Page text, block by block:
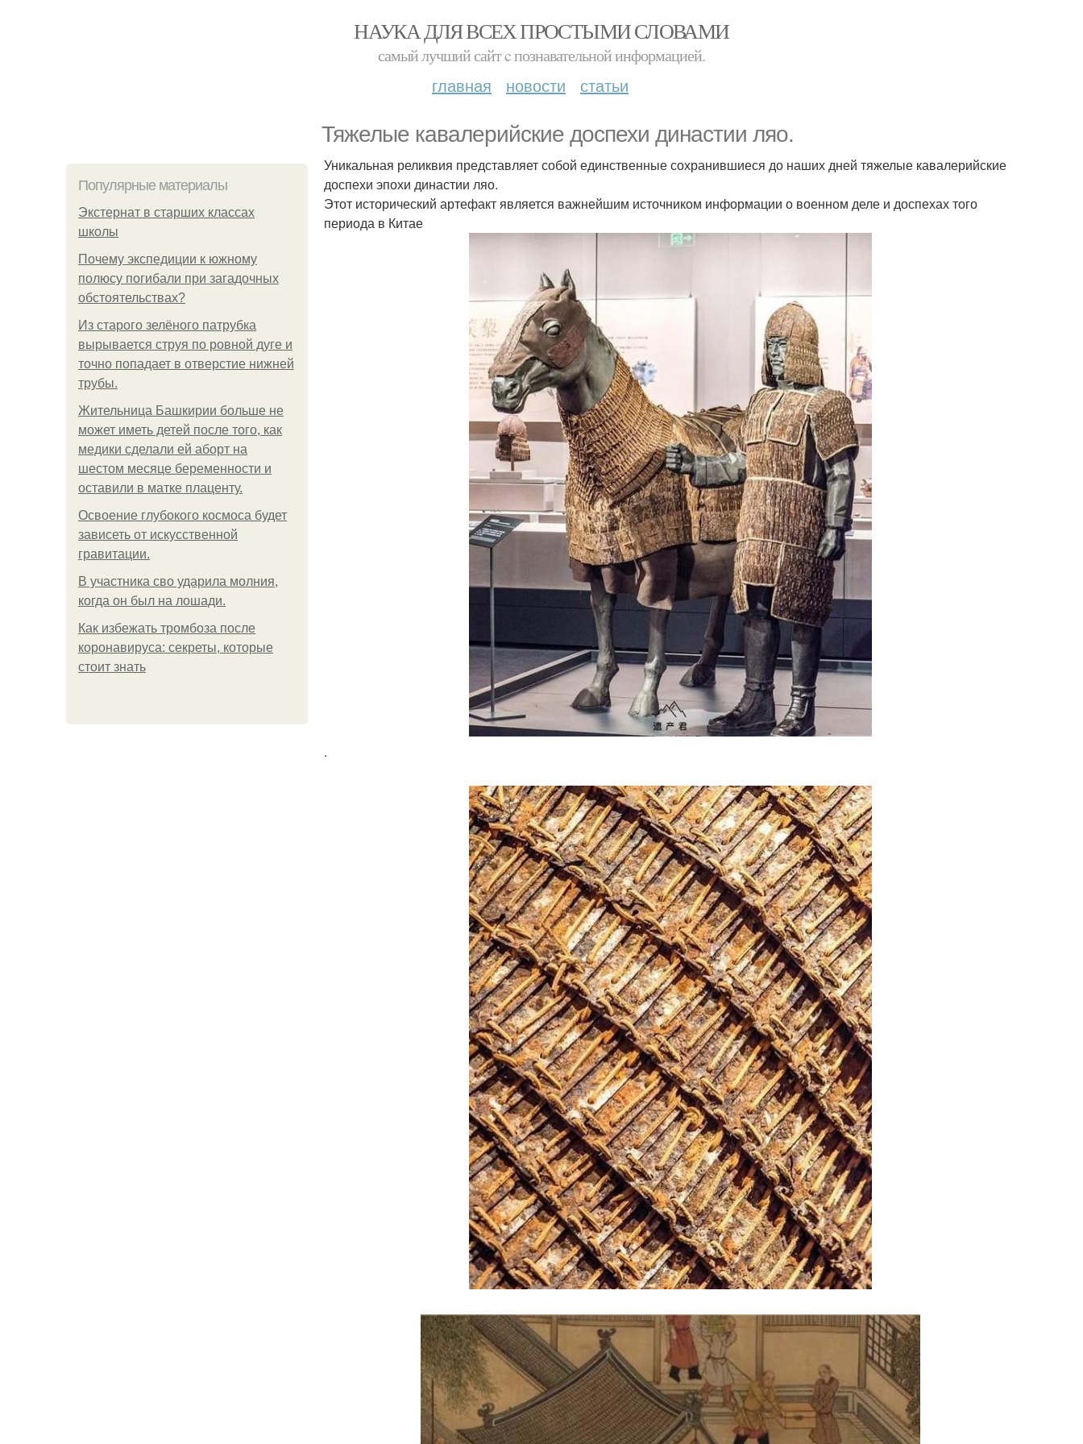
НАУКА ДЛЯ ВСЕХ ПРОСТЫМИ СЛОВАМИ
самый лучший сайт c познавательной информацией.
главная новости статьи
Тяжелые кавалерийские доспехи династии ляо.
Популярные материалы
Экстернат в старших классах
школы
Почему экспедиции к южному
полюсу погибали при загадочных
обстоятельствах?
Из старого зелёного патрубка
вырывается струя по ровной дуге и
точно попадает в отверстие нижней
трубы.
Жительница Башкирии больше не
может иметь детей после того, как
медики сделали ей аборт на
шестом месяце беременности и
оставили в матке плаценту.
Освоение глубокого космоса будет
зависеть от искусственной
гравитации.
В участника сво ударила молния,
когда он был на лошади.
Как избежать тромбоза после
коронавируса: секреты, которые
стоит знать
Уникальная реликвия представляет собой единственные сохранившиеся до наших дней тяжелые кавалерийские
доспехи эпохи династии ляо.
Этот исторический артефакт является важнейшим источником информации о военном деле и доспехах того
периода в Китае
.